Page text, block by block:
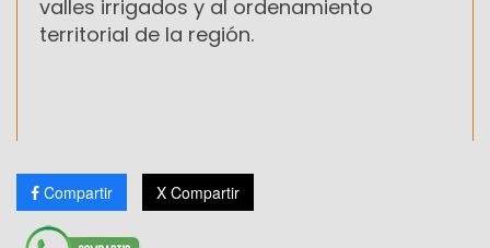
valles irrigados y al ordenamiento
territorial de la región.
Compartir X Compartir